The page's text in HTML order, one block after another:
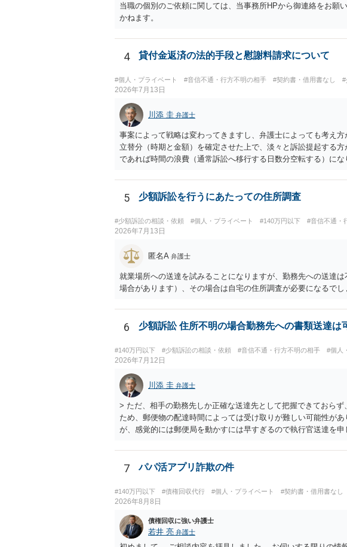
当職の個別のご依頼に関しては、当事務所HPから御連絡をお願
かねます。
4 貸付金返済の法的手段と慰謝料請求について
#個人・プライベート #音信不通・行方不明の相手 #契約書・借用書なし #
2026年7月13日
川添 圭 弁護士
事案によって戦略は変わってきますし、弁護士によっても考え
立替分（時期と金額）を確定させた上で、淡々と訴訟提起する
であれば時間の浪費（通常訴訟へ移行する日数分空転する）に
も返ってこず、返済の目処も立たずで精神的ダメージが大きく
5 少額訴訟を行うにあたっての住所調査
#少額訴訟の相談・依頼 #個人・プライベート #140万円以下 #音信不通・
2026年7月13日
匿名A 弁護士
就業場所への送達を試みることになりますが、勤務先への送達
場合があります）、その場合は自宅の住所調査が必要になるでし
6 少額訴訟 住所不明の場合勤務先への書類送達は
#140万円以下 #少額訴訟の相談・依頼 #音信不通・行方不明の相手 #個人
2026年7月12日
川添 圭 弁護士
> ただ、相手の勤務先しか正確な送達先として把握できておら
ため、郵便物の配達時間によっては受け取りが難しい可能性が
が、感覚的には郵便局を動かすには早すぎるので執行官送達を
7 パパ活アプリ詐欺の件
#140万円以下 #債権回収代行 #個人・プライベート #契約書・借用書なし
2026年8月8日
債権回収に強い弁護士
若井 亮 弁護士